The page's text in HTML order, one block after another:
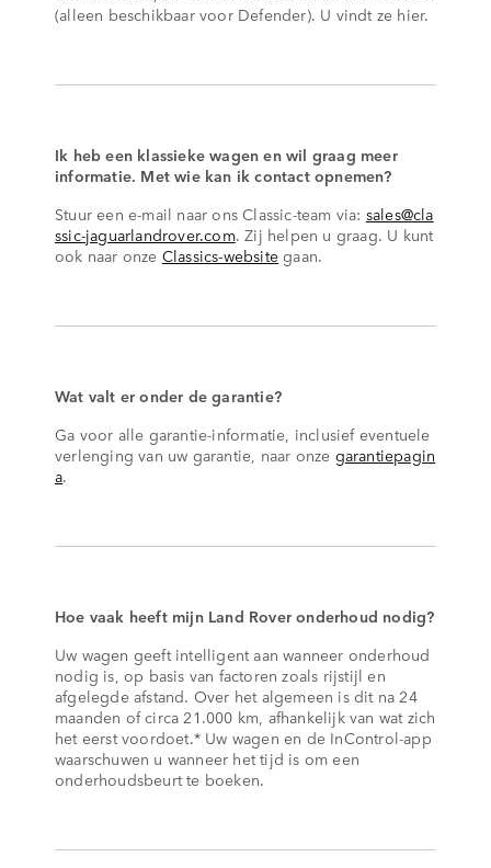
(alleen beschikbaar voor Defender). U vindt ze hier.
Ik heb een klassieke wagen en wil graag meer
informatie. Met wie kan ik contact opnemen?
Stuur een e-mail naar ons Classic-team via: sales@cla
ssic-jaguarlandrover.com. Zij helpen u graag. U kunt
ook naar onze Classics-website gaan.
Wat valt er onder de garantie?
Ga voor alle garantie-informatie, inclusief eventuele
verlenging van uw garantie, naar onze garantiepagin
a.
Hoe vaak heeft mijn Land Rover onderhoud nodig?
Uw wagen geeft intelligent aan wanneer onderhoud
nodig is, op basis van factoren zoals rijstijl en
afgelegde afstand. Over het algemeen is dit na 24
maanden of circa 21.000 km, afhankelijk van wat zich
het eerst voordoet.* Uw wagen en de InControl-app
waarschuwen u wanneer het tijd is om een
onderhoudsbeurt te boeken.